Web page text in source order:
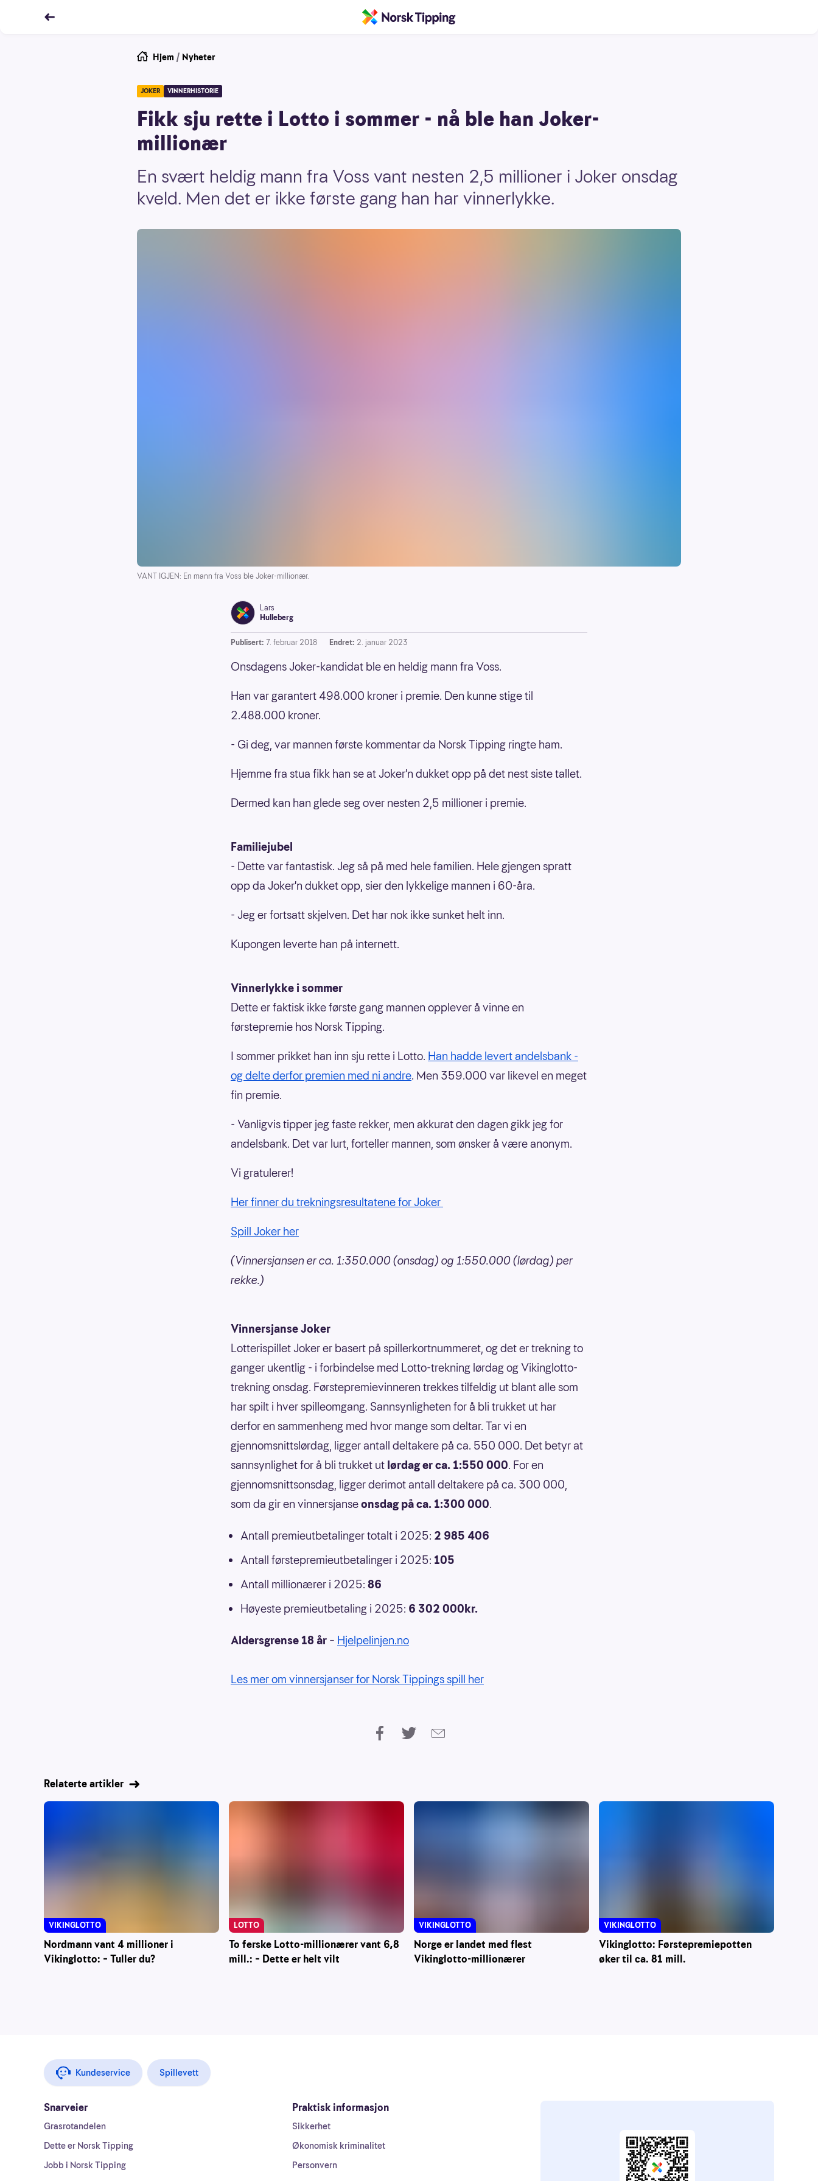
Hjem / Nyheter
JOKER VINNERHISTORIE
Fikk sju rette i Lotto i sommer - nå ble han Joker-
millionær
En svært heldig mann fra Voss vant nesten 2,5 millioner i Joker onsdag
kveld. Men det er ikke første gang han har vinnerlykke.
VANT IGJEN: En mann fra Voss ble Joker-millionær.
Lars
Hulleberg
Publisert: 7. februar 2018 Endret: 2. januar 2023
Onsdagens Joker-kandidat ble en heldig mann fra Voss.
Han var garantert 498.000 kroner i premie. Den kunne stige til
2.488.000 kroner.
- Gi deg, var mannen første kommentar da Norsk Tipping ringte ham.
Hjemme fra stua fikk han se at Joker'n dukket opp på det nest siste tallet.
Dermed kan han glede seg over nesten 2,5 millioner i premie.
Familiejubel
- Dette var fantastisk. Jeg så på med hele familien. Hele gjengen spratt
opp da Joker'n dukket opp, sier den lykkelige mannen i 60-åra.
- Jeg er fortsatt skjelven. Det har nok ikke sunket helt inn.
Kupongen leverte han på internett.
Vinnerlykke i sommer
Dette er faktisk ikke første gang mannen opplever å vinne en
førstepremie hos Norsk Tipping.
I sommer prikket han inn sju rette i Lotto. Han hadde levert andelsbank -
og delte derfor premien med ni andre. Men 359.000 var likevel en meget
fin premie.
- Vanligvis tipper jeg faste rekker, men akkurat den dagen gikk jeg for
andelsbank. Det var lurt, forteller mannen, som ønsker å være anonym.
Vi gratulerer!
Her finner du trekningsresultatene for Joker
Spill Joker her
(Vinnersjansen er ca. 1:350.000 (onsdag) og 1:550.000 (lørdag) per
rekke.)
Vinnersjanse Joker
Lotterispillet Joker er basert på spillerkortnummeret, og det er trekning to
ganger ukentlig - i forbindelse med Lotto-trekning lørdag og Vikinglotto-
trekning onsdag. Førstepremievinneren trekkes tilfeldig ut blant alle som
har spilt i hver spilleomgang. Sannsynligheten for å bli trukket ut har
derfor en sammenheng med hvor mange som deltar. Tar vi en
gjennomsnittslørdag, ligger antall deltakere på ca. 550 000. Det betyr at
sannsynlighet for å bli trukket ut lørdag er ca. 1:550 000. For en
gjennomsnittsonsdag, ligger derimot antall deltakere på ca. 300 000,
som da gir en vinnersjanseonsdag på ca. 1:300 000.
Antall premieutbetalinger totalt i 2025: 2 985 406
Antall førstepremieutbetalinger i 2025: 105
Antall millionærer i 2025: 86
Høyeste premieutbetaling i 2025: 6 302 000kr.
Aldersgrense 18 år – Hjelpelinjen.no
Les mer om vinnersjanser for Norsk Tippings spill her
Relaterte artikler
Nordmann vant 4 millioner i
Vikinglotto: – Tuller du?
VIKINGLOTTO
To ferske Lotto-millionærer vant 6,8
mill.: – Dette er helt vilt
LOTTO
Norge er landet med flest
Vikinglotto-millionærer
VIKINGLOTTO
Vikinglotto: Førstepremiepotten
øker til ca. 81 mill.
VIKINGLOTTO
Kundeservice Spillevett
Snarveier
Grasrotandelen
Dette er Norsk Tipping
Jobb i Norsk Tipping
Praktisk informasjon
Sikkerhet
Økonomisk kriminalitet
Personvern